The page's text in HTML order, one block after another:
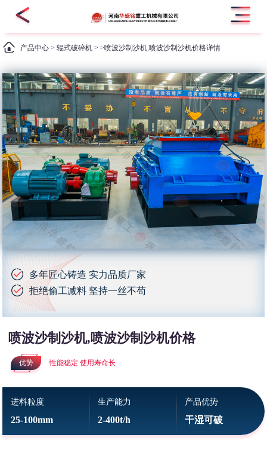
产品中心 >辊式破碎机 > >喷波沙制沙机,喷波沙制沙机价格详情
多年匠心铸造 实力品质厂家
拒绝偷工减料 坚持一丝不苟
喷波沙制沙机,喷波沙制沙机价格
优势 性能稳定 使用寿命长
进料粒度
25-100mm
生产能力
2-400t/h
产品优势
干湿可破